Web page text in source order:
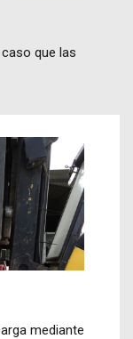
que las
mediante